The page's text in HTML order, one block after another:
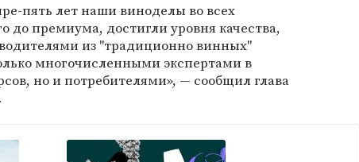
пять лет наши виноделы во всех
до премиума, достигли уровня качества,
из "традиционно винных"
многочисленными экспертами в
но и потребителями», — сообщил глава
.